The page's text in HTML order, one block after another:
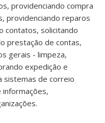
providenciando compra
providenciando reparos
contatos, solicitando
prestação de contas,
gerais - limpeza,
expedição e
sistemas de correio